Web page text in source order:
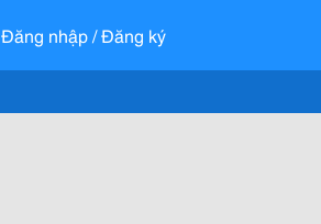
Đăng nhập / Đăng ký